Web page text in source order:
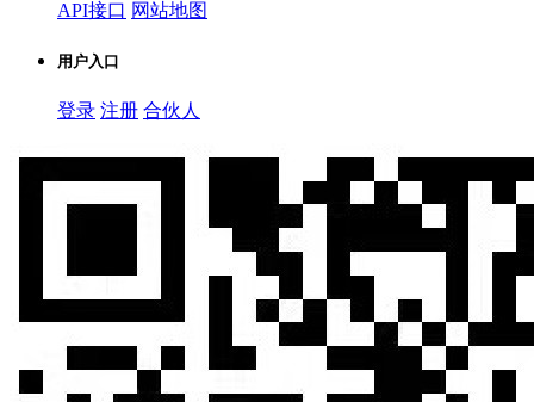
API接口 网站地图
用户入口
登录 注册 合伙人